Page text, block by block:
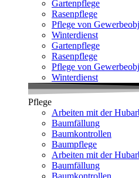
Gartenpflege
Rasenpflege
Pflege von
Winterdienst
Gartenpflege
Rasenpflege
Pflege von
Winterdienst
Pflege
Arbeiten mit der
Baumfällung
Baumkontrollen
Baumpflege
Arbeiten mit der
Baumfällung
Baumkontrollen